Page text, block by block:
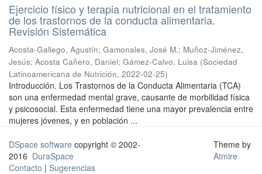
Ejercicio físico y terapia nutricional en el tratamiento
de los trastornos de la conducta alimentaria.
Revisión Sistemática
Acosta-Gallego, Agustín; Gamonales, José M.; Muñoz-Jiménez,
Jesús; Acosta Cañero, Daniel; Gámez-Calvo, Luisa (Sociedad
Latinoamericana de Nutrición, 2022-02-25)
Introducción. Los Trastornos de la Conducta Alimentaria (TCA)
son una enfermedad mental grave, causante de morbilidad física
y psicosocial. Esta enfermedad tiene una mayor prevalencia entre
mujeres jóvenes, y en población ...
DSpace software copyright © 2002-
2016 DuraSpace
Contacto | Sugerencias
Theme by
Atmire